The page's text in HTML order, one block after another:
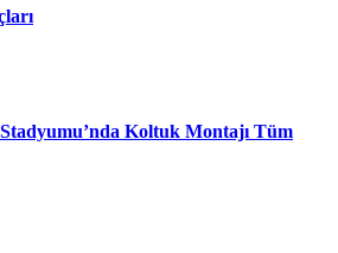
Koltuk Montajı Tüm